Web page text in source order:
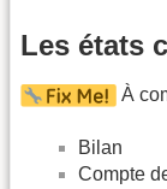
Les états
À
Bilan
Compte